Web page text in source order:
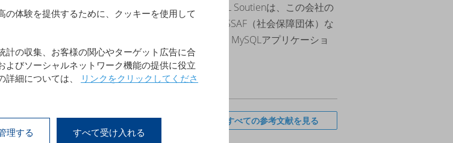
ています。4DベースのアプリケーションであるCRL Soutienは、この会社の
、科目）の管理から税務書類、収支報告書、URSSAF（社会保障団体）な
らにEメール、SMS, 統計の機能も含まれており、MySQLアプリケーショ
すべての参考文献を見る
の体験を提供するために、クッキーを使用して
計の収集、お客様の関心やターゲット広告に合
よびソーシャルネットワーク機能の提供に役立
詳細については、
リンクをクリックしてくださ
理する すべて受け入れる